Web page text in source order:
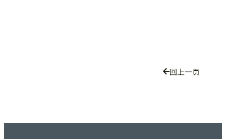
回上一页